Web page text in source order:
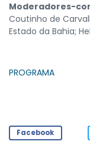
Moderadores-
Coutinho de
Estado da Bahia;
PROGRAMA
Facebook